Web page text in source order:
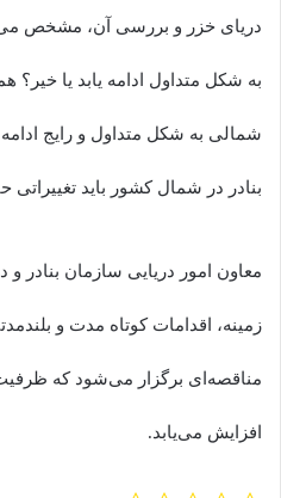
دریای خزر و بررسی آن، مشخص
به شکل متداول ادامه یابد یا خیر؟
شمالی به شکل متداول و رایج ادامه
بنادر در شمال کشور باید تغییراتی
معاون امور دریایی سازمان بنادر و
زمینه، اقدامات کوتاه مدت و
مناقصه‌ای برگزار می‌شود که
افزایش می‌یابد.